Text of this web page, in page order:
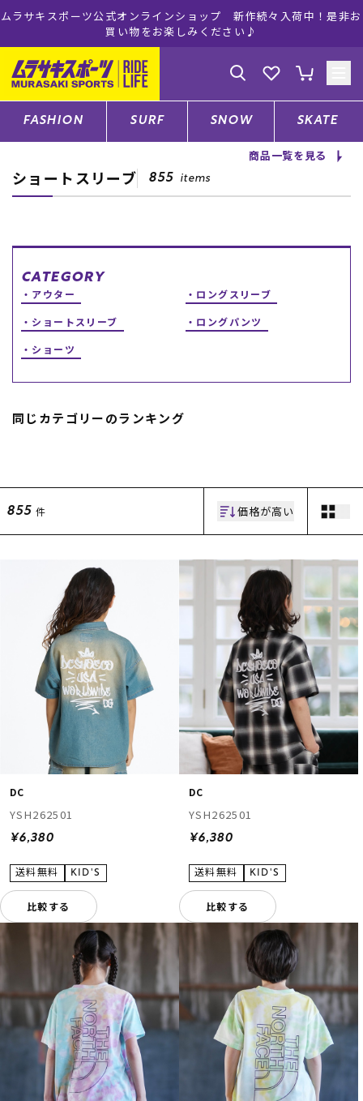
是非お ムラサキスポーツ公式オンラインショップ 5,500円(税込)
注文で送料無料！(※一部対象外有り)
ゲスト様
ログイン 会員登録
店舗一覧
CATEGORY
ファッションTOP
サーフTOP
CONTENTS
RIDE LIFE MAGAZINE一
スタッフスナップ
中古/アウトレット サー
中古/アウトレット スノ
SUPPORT
会員ランク
店頭受取サービス
ギフトラッピング
アフターサポート
下取り保証について
よくある質問
店舗一覧
お問い合わせ
ニュース
ムラサキスポーツ 公式アプリ
ポイント・クーポンもこのアプリで！
FASHION SURF SNOW SKATE
商品一覧を見る
ショートスリーブ 855 items
CATEGORY
アウター
ロングスリーブ
ショートスリーブ
ロングパンツ
ショーツ
同じカテゴリーのランキング
855 件 価格が高い
DC
YSH262501
¥6,380
比較する
DC
YSH262501
¥6,380
比較する